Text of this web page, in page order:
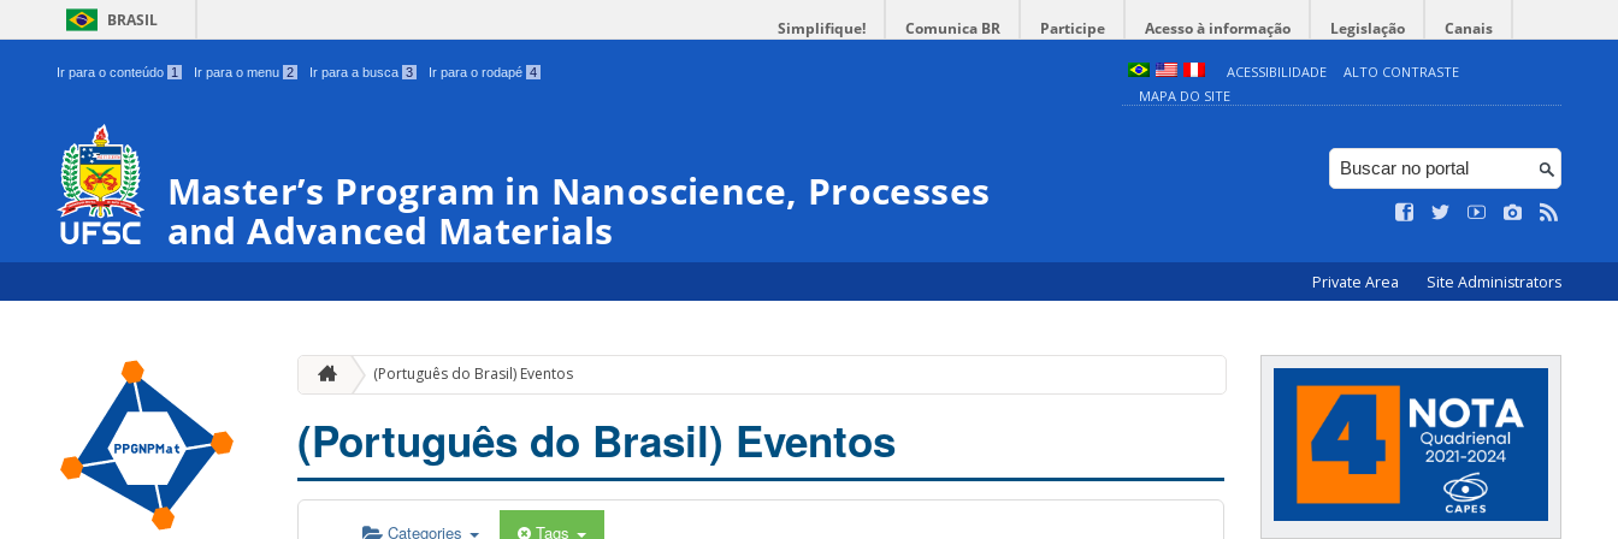
BRASIL Simplifique! Comunica BR Participe Acesso à informação Legislação Canais
Ir para o conteúdo 1 Ir para o menu 2 Ir para a busca 3 Ir para o rodapé 4 ACESSIBILIDADE
ALTO CONTRASTE
MAPA DO SITE
Master’s Program in Nanoscience, Processes
and Advanced Materials
Private Area Site Administrators
(Português do Brasil) Eventos
(Português do Brasil) Eventos
Categories Tags